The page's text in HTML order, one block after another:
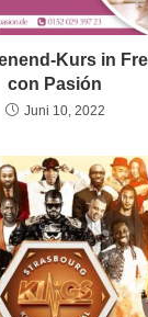
Kurs in
con Pasión
Juni 10, 2022